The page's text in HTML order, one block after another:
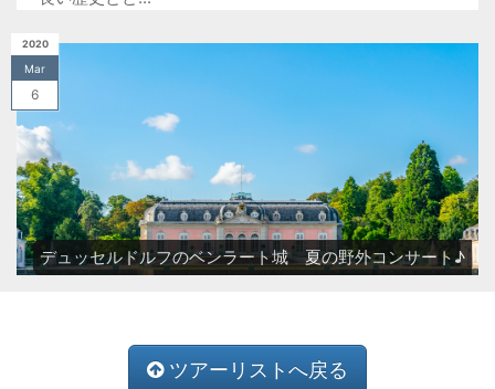
2020
Mar
6
デュッセルドルフのベンラート城 夏の野外コンサート♪
ツアーリストへ戻る